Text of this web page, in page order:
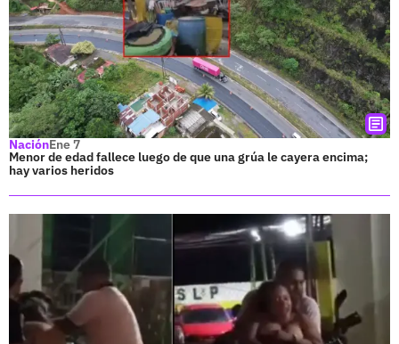
NaciónEne 7
Menor de edad fallece luego de que una grúa le cayera encima;
hay varios heridos